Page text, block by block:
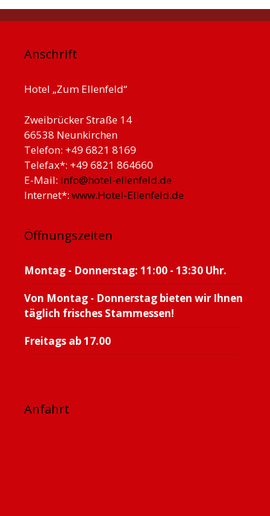
Anschrift
Hotel „Zum Ellenfeld“
Zweibrücker Straße 14
66538 Neunkirchen
Telefon: +49 6821 8169
Telefax*: +49 6821 864660
E-Mail: info@hotel-ellenfeld.de
Internet*: www.Hotel-Ellenfeld.de
Öffnungszeiten
Montag - Donnerstag: 11:00 - 13:30 Uhr.
Von Montag - Donnerstag bieten wir Ihnen
täglich frisches Stammessen!
Freitags ab 17.00
Anfahrt